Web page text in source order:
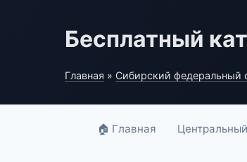
Бесплатный
Главная » Сибирский федеральный
🏠 Главная